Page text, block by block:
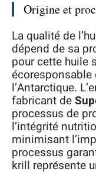
Origine et
La qualité de
dépend de sa
pour cette huile
l’Antarctique.
fabricant de
processus de
l’intégrité
minimisant
processus
krill représente